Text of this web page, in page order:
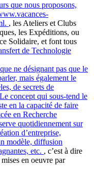
que nous proposons,
, les Ateliers et Clubs
les Expéditions, ou
Solidaire, et font tous
de Technologie
ne désignant pas que le
mais également le
de secrets de
concept qui sous-tend le
en la capacité de faire
en Recherche
quotidiennement sur
d’entreprise,
modèle, diffusion
etc. , c’est à dire
en oeuvre par